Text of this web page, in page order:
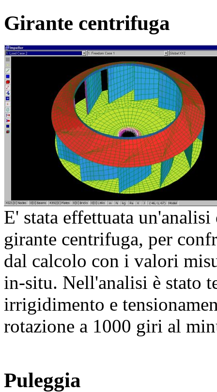
Girante centrifuga
E' stata effettuata
girante centrifuga, per
dal calcolo con i valori
in-situ. Nell'analisi è stato
irrigidimento e
rotazione a 1000 giri al
Puleggia